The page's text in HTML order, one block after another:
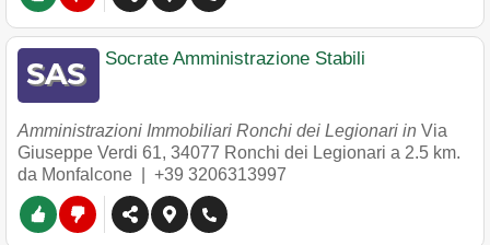
Socrate Amministrazione Stabili
Amministrazioni Immobiliari Ronchi dei Legionari in Via
Giuseppe Verdi 61, 34077 Ronchi dei Legionari a 2.5 km.
da Monfalcone | +39 3206313997